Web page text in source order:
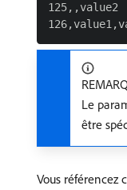
125,,value2
Le
être
Vous référencez